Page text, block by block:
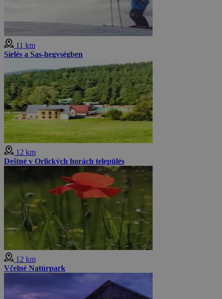
11 km
Síelés a Sas-hegységben
12 km
Deštné v Orlických horách település
12 km
Včelné Natúrpark